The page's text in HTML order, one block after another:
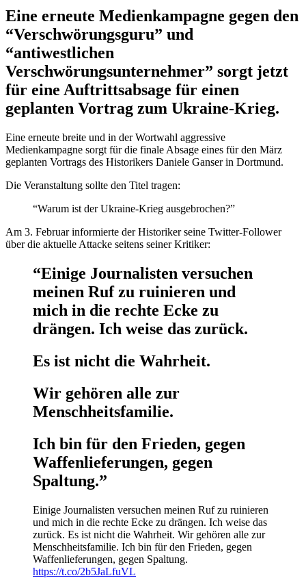
Eine erneute Medienkampagne gegen den
“Verschwörungsguru” und
“antiwestlichen
Verschwörungsunternehmer” sorgt jetzt
für eine Auftrittsabsage für einen
geplanten Vortrag zum Ukraine-Krieg.
Eine erneute breite und in der Wortwahl aggressive
Medienkampagne sorgt für die finale Absage eines für den März
geplanten Vortrags des Historikers Daniele Ganser in Dortmund.
Die Veranstaltung sollte den Titel tragen:
“Warum ist der Ukraine-Krieg ausgebrochen?”
Am 3. Februar informierte der Historiker seine Twitter-Follower
über die aktuelle Attacke seitens seiner Kritiker:
“Einige Journalisten versuchen
meinen Ruf zu ruinieren und
mich in die rechte Ecke zu
drängen. Ich weise das zurück.
Es ist nicht die Wahrheit.
Wir gehören alle zur
Menschheitsfamilie.
Ich bin für den Frieden, gegen
Waffenlieferungen, gegen
Spaltung.”
Einige Journalisten versuchen meinen Ruf zu ruinieren
und mich in die rechte Ecke zu drängen. Ich weise das
zurück. Es ist nicht die Wahrheit. Wir gehören alle zur
Menschheitsfamilie. Ich bin für den Frieden, gegen
Waffenlieferungen, gegen Spaltung.
https://t.co/2b5JaLfuVL